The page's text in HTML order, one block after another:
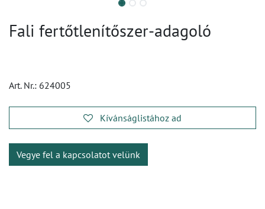
Fali fertőtlenítőszer-adagoló
Art. Nr.: 624005
Kívánságlistához ad
Vegye fel a kapcsolatot velünk